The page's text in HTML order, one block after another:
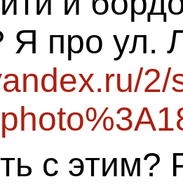
Я про ул.
2/
с этим?